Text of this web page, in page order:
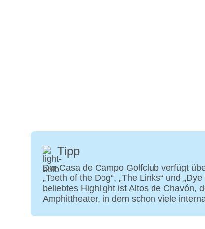
Tipp
Der Casa de Campo Golfclub verfügt
„Teeth of the Dog“, „The Links“ und
beliebtes Highlight ist Altos de Chavón,
Amphittheater, in dem schon viele